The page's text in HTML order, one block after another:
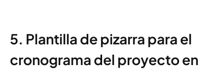
5. Plantilla de pizarra para el
cronograma del proyecto en